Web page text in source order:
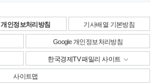
개인정보처리방침 기사배열 기본방침
Google 개인정보처리방침
한국경제TV 패밀리 사이트
사이트맵